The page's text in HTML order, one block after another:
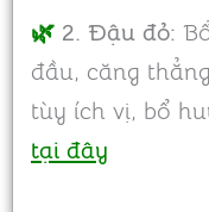
🌿 2. Đậu đỏ:
đầu, căng
tùy ích vị, bổ
tại đây